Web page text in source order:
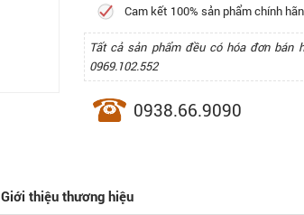
Cam kết 100% sản phẩm chính
Tất cả sản phẩm đều có hóa đơn bán
0969.102.552
0938.66.9090
Giới thiệu thương hiệu